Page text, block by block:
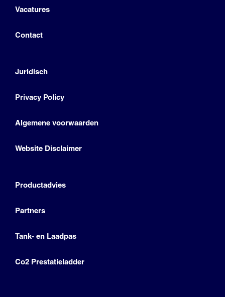
Vacatures
Contact
Juridisch
Privacy Policy
Algemene voorwaarden
Website Disclaimer
Productadvies
Partners
Tank- en Laadpas
Co2 Prestatieladder